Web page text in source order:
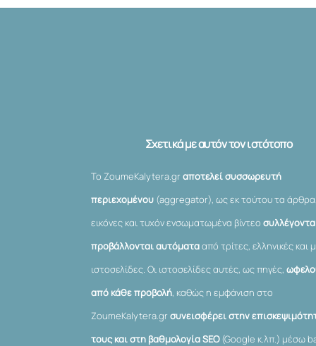
Σχετικά με αυτόν τον ιστότοπο
Το ZoumeKalytera.grαποτελεί συσσωρευτή
περιεχομένου (aggregator), ως εκ τούτου τα άρθρα,
εικόνες και τυχόν ενσωματωμένα βίντεο
προβάλλονται αυτόματααπό τρίτες, ελληνικές και
ιστοσελίδες. Οι ιστοσελίδες αυτές, ως πηγές,
από κάθε προβολή, καθώς η εμφάνιση στο
ZoumeKalytera.gr συνεισφέρει στην
τους και στη βαθμολογία SEO(Google κ.λπ.) μέσω